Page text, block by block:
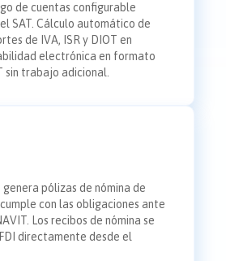
de cuentas configurable
SAT. Cálculo automático de
de IVA, ISR y DIOT en
electrónica en formato
sin trabajo adicional.
pólizas de nómina de
con las obligaciones ante
Los recibos de nómina se
directamente desde el